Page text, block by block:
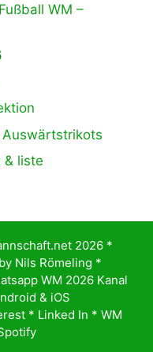
WM –
& liste
2026 *
Nils Römeling *
WM 2026 Kanal
& iOS
* Linked In * WM